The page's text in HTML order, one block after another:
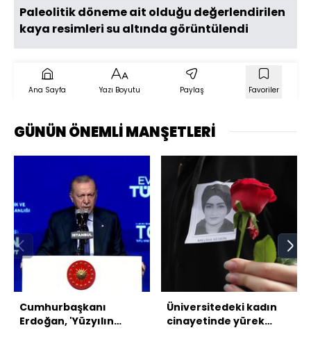
Paleolitik döneme ait olduğu değerlendirilen
kaya resimleri su altında görüntülendi
Ana Sayfa Yazı Boyutu Paylaş Favoriler
GÜNÜN ÖNEMLİ MANŞETLERİ
Cumhurbaşkanı
Erdoğan, 'Yüzyılın
Üniversitedeki kadın
cinayetinde yürek